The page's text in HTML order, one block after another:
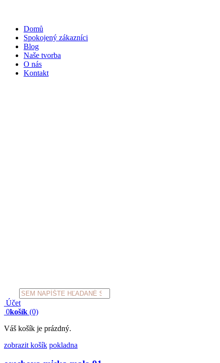
Domů
Spokojený zákazníci
Blog
Naše tvorba
O nás
Kontakt
Products
search
Účet
0košík (0)
Váš košík je prázdný.
zobrazit košík pokladna